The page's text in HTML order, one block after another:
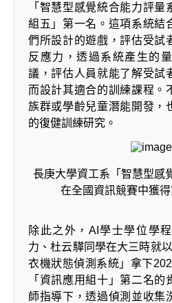
「智慧型感覺統合能力評量
組五」第一名。這項系統結
們所設計的遊戲，評估受試
反應力，透過系統產生的
議，評估人員就能了解受試
而設計其適合的訓練課程。
族群或學齡兒童潛能開發，
的復健訓練研究。
長庚大學資工系「智慧型感
在全國資訊競賽中獲
除此之外，AI學士學位學
力、杜云驊同學在大三時就
衣機狀態偵測系統」拿下
「資訊應用組十」第二名
師指導下，透過偵測並收集